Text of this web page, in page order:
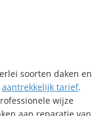
soorten daken en
aantrekkelijk tarief.
wijze